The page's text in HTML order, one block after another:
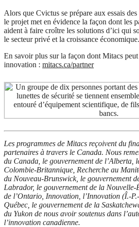
Alors que Cvictus se prépare aux essais
le projet met en évidence la façon dont les
aident à faire croître les solutions d’ici qui
le secteur privé et la croissance économique.
En savoir plus sur la façon dont Mitacs
innovation : mitacs.ca/partner
Les programmes de Mitacs reçoivent du
partenaires à travers le Canada. Nous
du Canada, le gouvernement de l’Alberta,
Colombie-Britannique, Recherche au
du Nouveau-Brunswick, le gouvernement
Labrador, le gouvernement de la Nouvelle-
de l’Ontario, Innovation, l’Innovation (Î.-
Québec, le gouvernement de la
du Yukon de nous avoir soutenus dans
l’innovation canadienne.